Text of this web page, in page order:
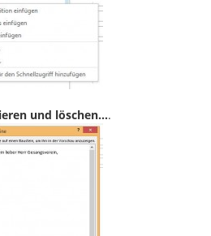
und löschen….